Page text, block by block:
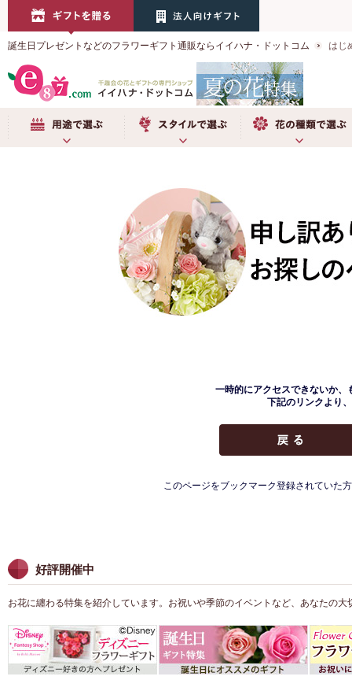
誕生日プレゼントなどのフラワーギフト通販ならイイハナ・ドットコム はじ
一時的にアクセスできないか、
下記のリンクより
このページをブックマーク登録されていた
好評開催中
お花に纏わる特集を紹介しています。お祝いや季節のイベントなど、あなたの